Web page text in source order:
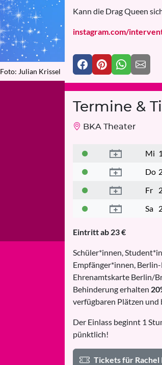
Foto: Julian Krissel
Kann die Drag Queen
instagram.com/
Termine &
BKA Theater
Mi
Do
Fr
Sa
Eintritt ab 23 €
Schüler*innen,
Empfänger*innen,
Ehrenamtskarte Berlin/
Behinderung erhalten
verfügbaren Plätzen und
Der Einlass beginnt 1
pünktlich!
Tickets für